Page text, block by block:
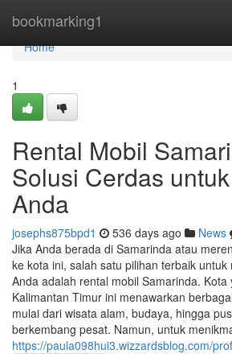
bookmarking1
Home
Home
1
Rental Mobil
Solusi Cerdas
Anda
josephs875bpd1 536 days ago News
Jika Anda berada di Samarinda atau
ke kota ini, salah satu pilihan terbaik
Anda adalah rental mobil Samarinda. Kota
Kalimantan Timur ini menawarkan
mulai dari wisata alam, budaya, hingga
berkembang pesat. Namun, untuk
https://paula098hui3.wizzardsblog.com/